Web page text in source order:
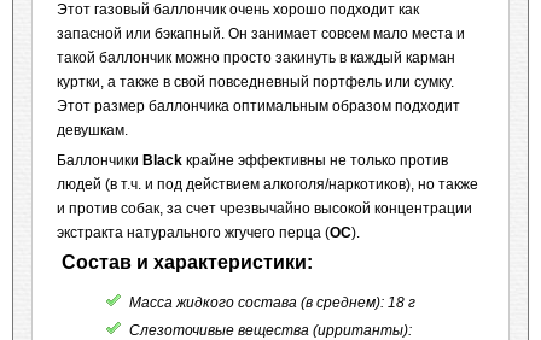
Этот газовый баллончик очень хорошо подходит как
запасной или бэкапный. Он занимает совсем мало места и
такой баллончик можно просто закинуть в каждый карман
куртки, а также в свой повседневный портфель или сумку.
Этот размер баллончика оптимальным образом подходит
девушкам.
Баллончики Black крайне эффективны не только против
людей (в т.ч. и под действием алкоголя/наркотиков), но также
и против собак, за счет чрезвычайно высокой концентрации
экстракта натурального жгучего перца (OC).
Состав и характеристики:
Масса жидкого состава (в среднем): 18 г
Слезоточивые вещества (ирританты):